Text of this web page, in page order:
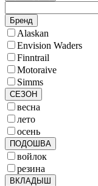
Бренд
Alaskan
Envision Waders
Finntrail
Motoraive
Simms
СЕЗОН
весна
лето
осень
ПОДОШВА
войлок
резина
ВКЛАДЫШ